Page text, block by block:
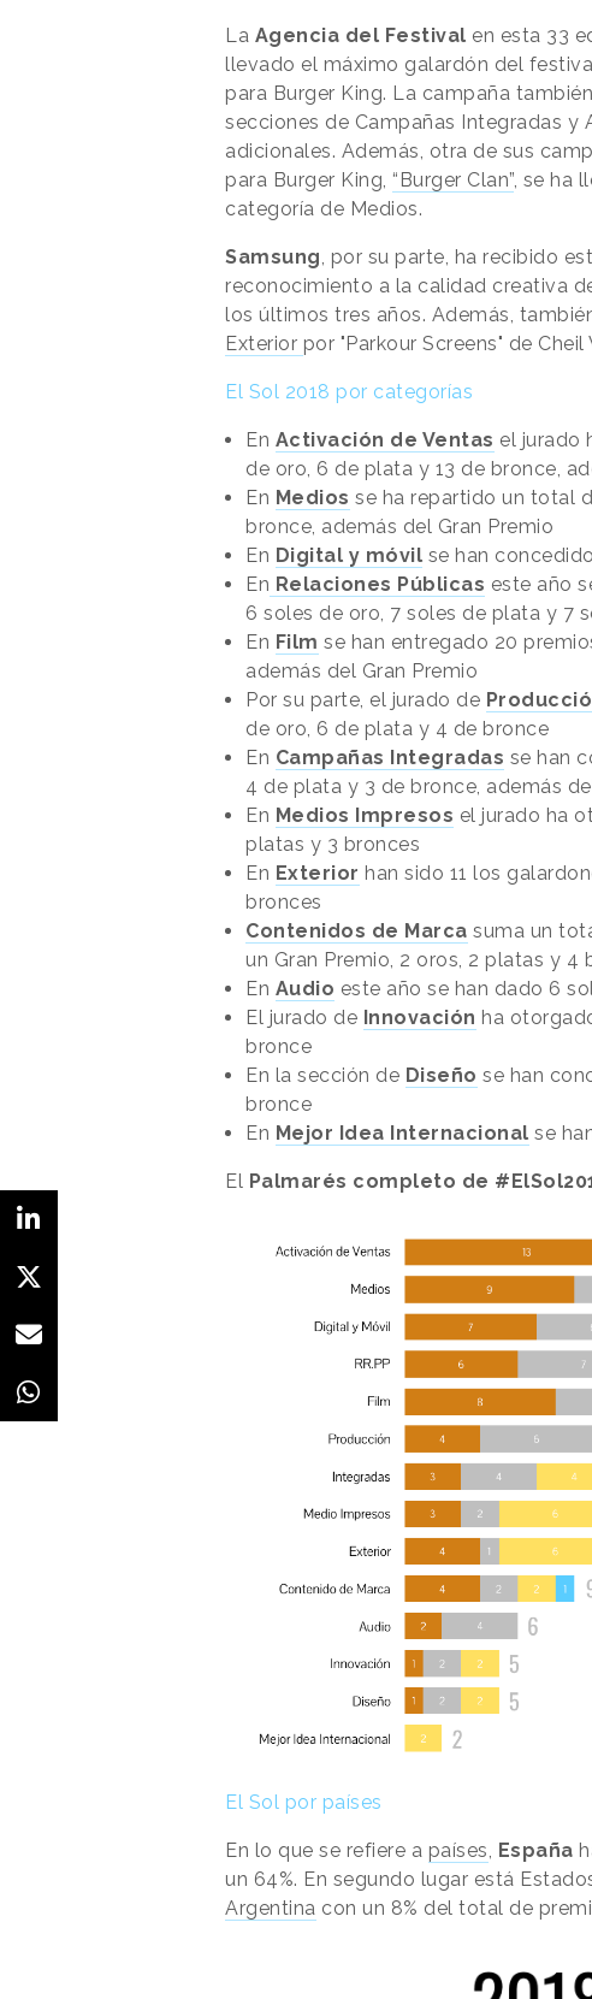
La Agencia del Festival en esta 33
llevado el máximo galardón del
para Burger King. La campaña
secciones de Campañas Integradas y
adicionales. Además, otra de sus
para Burger King, “Burger Clan”, se ha
categoría de Medios.
Samsung , por su parte, ha recibido
reconocimiento a la calidad creativa
los últimos tres años. Además,
Exterior por "Parkour Screens" de
El Sol 2018 por categorías
En Activación de Ventas el jurado
de oro, 6 de plata y 13 de bronce,
En Medios se ha repartido un total
bronce, además del Gran Premio
En Digital y móvil se han
En Relaciones Públicas este año
6 soles de oro, 7 soles de plata y 7
En Film se han entregado 20
además del Gran Premio
Por su parte, el jurado de
de oro, 6 de plata y 4 de bronce
En Campañas Integradas se han
4 de plata y 3 de bronce, además
En Medios Impresos el jurado ha
platas y 3 bronces
En Exterior han sido 11 los
bronces
Contenidos de Marca suma un
un Gran Premio, 2 oros, 2 platas y 4
En Audio este año se han dado 6
El jurado de Innovación ha
bronce
En la sección de Diseño se han
bronce
En Mejor Idea Internacional se
El Palmarés completo de
El Sol por países
En lo que se refiere a países España
un 64%. En segundo lugar está
Argentina con un 8% del total de